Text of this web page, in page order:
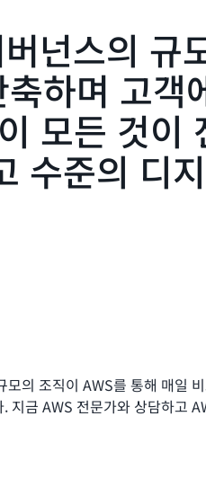
고 그는 말합니다. “AWS를 사용
있고 항상 보호된다는 것을 알게
AWS에서 생성형 AI의 잠재력
증하고 있습니다. “Amazon
정하고 비용을 절감하고 출시
할 수 있었습니다.”라고 Kohl은
에 기대하는 안전한 최고 수준
.”
넌스의 규
하며 고객
모든 것이
수준의 디
모의 조직이 AWS를 통해 매일
지금 AWS 전문가와 상담하고